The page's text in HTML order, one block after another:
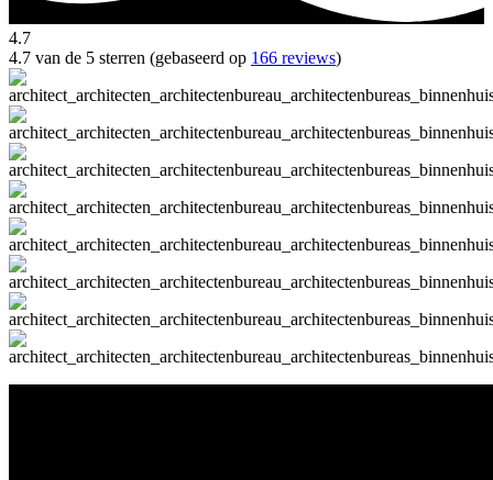
4.7
4.7 van de 5 sterren (gebaseerd op 166 reviews)